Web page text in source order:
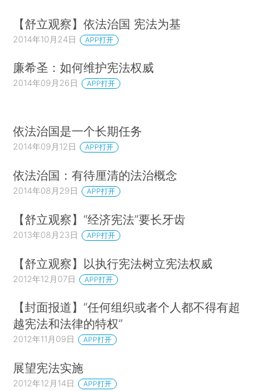
【舒立观察】依法治国 宪法为基
2014年10月24日 APP打开
廉希圣：如何维护宪法权威
2014年09月26日 APP打开
依法治国是一个长期任务
2014年09月12日 APP打开
依法治国：有待厘清的法治概念
2014年08月29日 APP打开
【舒立观察】“经济宪法”要长牙齿
2013年08月23日 APP打开
【舒立观察】以执行宪法树立宪法权威
2012年12月07日 APP打开
【封面报道】“任何组织或者个人都不得有超
越宪法和法律的特权”
2012年11月09日 APP打开
展望宪法实施
2012年12月14日 APP打开